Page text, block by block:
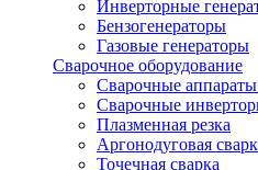
Инверторные
Бензогенераторы
Газовые генераторы
Сварочное оборудование
Сварочные
Сварочные
Плазменная резка
Аргонодуговая
Точечная сварка